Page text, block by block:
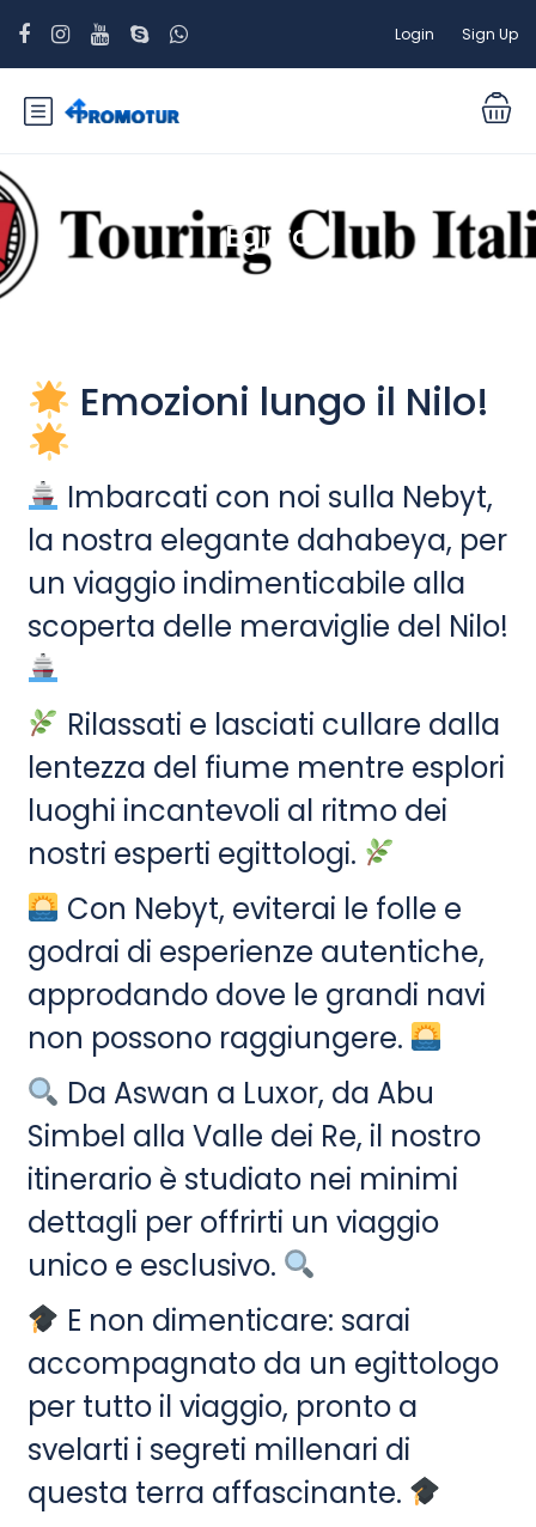
Login Sign Up
Egitto
Emozioni lungo il Nilo!
Imbarcati con noi sulla Nebyt,
la nostra elegante dahabeya, per
un viaggio indimenticabile alla
scoperta delle meraviglie del Nilo!
Rilassati e lasciati cullare dalla
lentezza del fiume mentre esplori
luoghi incantevoli al ritmo dei
nostri esperti egittologi.
Con Nebyt, eviterai le folle e
godrai di esperienze autentiche,
approdando dove le grandi navi
non possono raggiungere.
Da Aswan a Luxor, da Abu
Simbel alla Valle dei Re, il nostro
itinerario è studiato nei minimi
dettagli per offrirti un viaggio
unico e esclusivo.
E non dimenticare: sarai
accompagnato da un egittologo
per tutto il viaggio, pronto a
svelarti i segreti millenari di
questa terra affascinante.